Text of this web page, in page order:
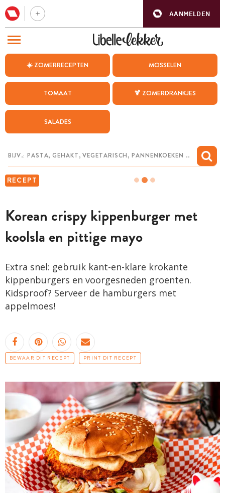
AANMELDEN
☀️ ZOMERRECEPTEN MOSSELEN
TOMAAT 🍹 ZOMERDRANKJES
SALADES
RECEPT
Korean crispy kippenburger met
koolsla en pittige mayo
Extra snel: gebruik kant-en-klare krokante
kippenburgers en voorgesneden groenten.
Kidsproof? Serveer de hamburgers met
appelmoes!
BEWAAR DIT RECEPT PRINT DIT RECEPT
BEZOEK ONZE ANDERE WEBSITES
WEEKMENU
CHAT MET MAIA
MIJN BEWAARDE RECEPTEN